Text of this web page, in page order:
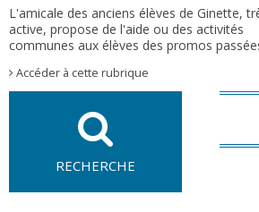
L'amicale des anciens élèves de Ginette,
active, propose de l'aide ou des activités
communes aux élèves des promos
Accéder à cette rubrique
RECHERCHE